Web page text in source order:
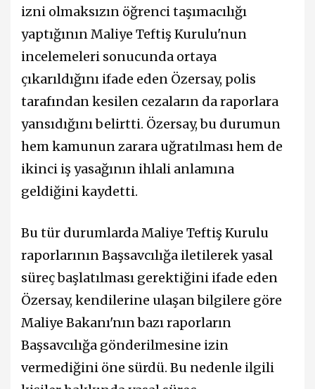
izni olmaksızın öğrenci taşımacılığı
yaptığının Maliye Teftiş Kurulu'nun
incelemeleri sonucunda ortaya
çıkarıldığını ifade eden Özersay, polis
tarafından kesilen cezaların da raporlara
yansıdığını belirtti. Özersay, bu durumun
hem kamunun zarara uğratılması hem de
ikinci iş yasağının ihlali anlamına
geldiğini kaydetti.
Bu tür durumlarda Maliye Teftiş Kurulu
raporlarının Başsavcılığa iletilerek yasal
süreç başlatılması gerektiğini ifade eden
Özersay, kendilerine ulaşan bilgilere göre
Maliye Bakanı'nın bazı raporların
Başsavcılığa gönderilmesine izin
vermediğini öne sürdü. Bu nedenle ilgili